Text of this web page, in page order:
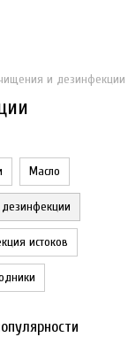
и дезинфекции
Масло
истоков